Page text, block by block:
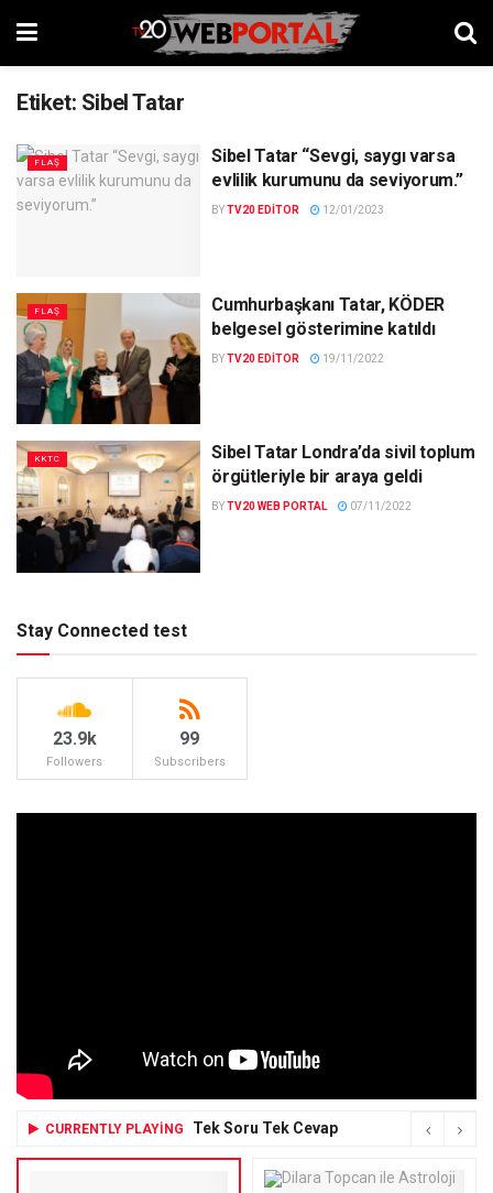
Etiket: Sibel Tatar
FLAŞ
Sibel Tatar “Sevgi, saygı varsa
evlilik kurumunu da seviyorum.”
BYTV20 EDITOR 12/01/2023
FLAŞ
Cumhurbaşkanı Tatar, KÖDER
belgesel gösterimine katıldı
BYTV20 EDITOR 19/11/2022
KKTC
Sibel Tatar Londra’da sivil toplum
örgütleriyle bir araya geldi
BYTV20 WEB PORTAL 07/11/2022
Stay Connected test
23.9k
Followers
99
Subscribers
CURRENTLY PLAYING Tek Soru Tek Cevap